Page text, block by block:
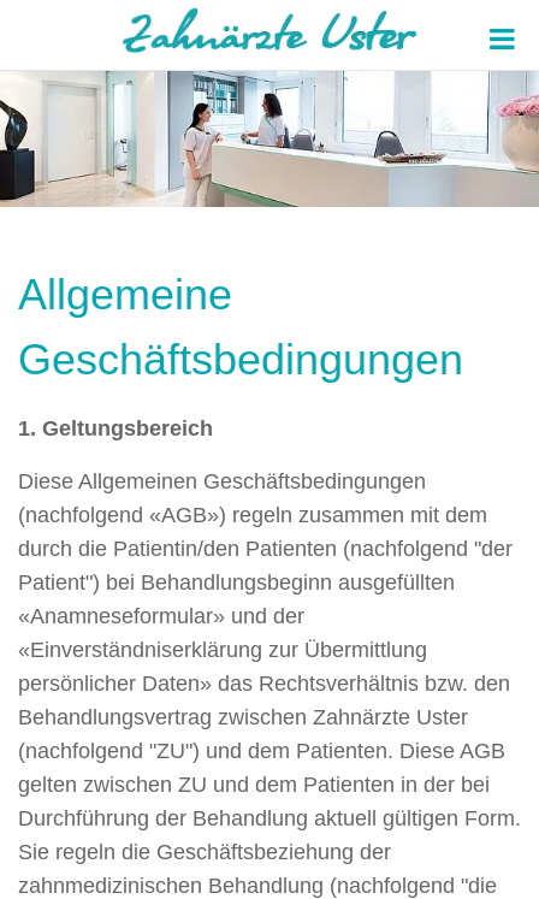
Allgemeine
Geschäftsbedingungen
1. Geltungsbereich
Diese Allgemeinen Geschäftsbedingungen
(nachfolgend «AGB») regeln zusammen mit dem
durch die Patientin/den Patienten (nachfolgend "der
Patient") bei Behandlungsbeginn ausgefüllten
«Anamneseformular» und der
«Einverständniserklärung zur Übermittlung
persönlicher Daten» das Rechtsverhältnis bzw. den
Behandlungsvertrag zwischen Zahnärzte Uster
(nachfolgend "ZU") und dem Patienten. Diese AGB
gelten zwischen ZU und dem Patienten in der bei
Durchführung der Behandlung aktuell gültigen Form.
Sie regeln die Geschäftsbeziehung der
zahnmedizinischen Behandlung (nachfolgend "die